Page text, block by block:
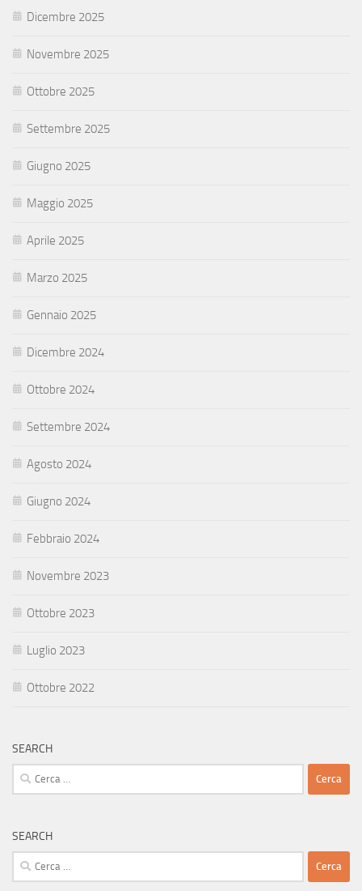
Dicembre 2025
Novembre 2025
Ottobre 2025
Settembre 2025
Giugno 2025
Maggio 2025
Aprile 2025
Marzo 2025
Gennaio 2025
Dicembre 2024
Ottobre 2024
Settembre 2024
Agosto 2024
Giugno 2024
Febbraio 2024
Novembre 2023
Ottobre 2023
Luglio 2023
Ottobre 2022
SEARCH
Ricerca
per:
SEARCH
Ricerca
per: